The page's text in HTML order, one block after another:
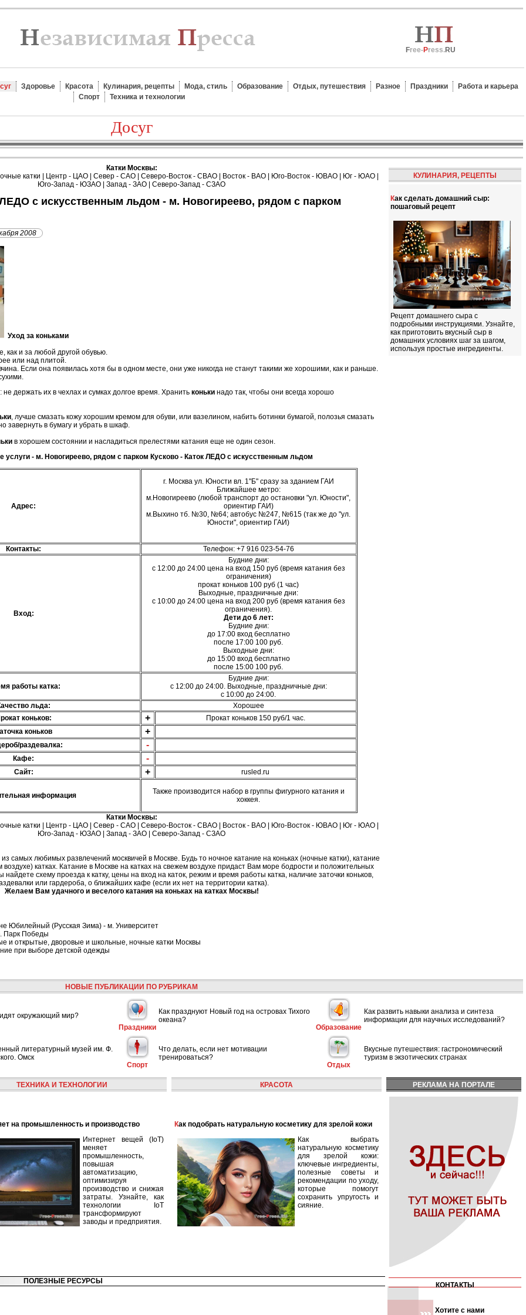
Free-Press.RU
Здоровье Красота Кулинария, рецепты Мода, стиль Образование Отдых, путешествия Разное Праздники
Работа и карьера
Спорт
Техника и технологии
Досуг
Катки Москвы:
катки Центр - ЦАО| Север - САО| Северо-Восток - СВАО| Восток - ВАО| Юго-Восток - ЮВАО| Юг - ЮАО|
Юго-Запад - ЮЗАО
Запад - ЗАО Северо-Запад - СЗАО
2008
Уход за коньками
как и за любой другой обувью.
или над плитой.
Если она появилась хотя бы в одном месте, они уже никогда не станут такими же хорошими, как и раньше.
держать их в чехлах и сумках долгое время. Хранить коньки надо так, чтобы они всегда хорошо
, лучше смазать кожу хорошим кремом для обуви, или вазелином, набить ботинки бумагой, полозья смазать
завернуть в бумагу и убрать в шкаф.
в хорошем состоянии и насладиться прелестями катания еще не один сезон.
услуги - м. Новогиреево, рядом с парком Кусково - Каток ЛЕДО с искусственным льдом
Адрес:
г. Москва ул. Юности вл. 1"Б" сразу за зданием ГАИ
Ближайшее метро:
м.Новогиреево (любой транспорт до остановки "ул. Юности",
ориентир ГАИ)
м.Выхино тб. №30, №64; автобус №247, №615 (так же до "ул.
Юности", ориентир ГАИ)
Контакты: Телефон: +7 916 023-54-76
Вход:
Будние дни:
с 12:00 до 24:00 цена на вход 150 руб (время катания без
ограничения)
прокат коньков 100 руб (1 час)
Выходные, праздничные дни:
с 10:00 до 24:00 цена на вход 200 руб (время катания без
ограничения).
Дети до 6 лет:
Будние дни:
до 17:00 вход бесплатно
после 17:00 100 руб.
Выходные дни:
до 15:00 вход бесплатно
после 15:00 100 руб.
работы катка:
Будние дни:
с 12:00 до 24:00. Выходные, праздничные дни:
с 10:00 до 24:00.
льда:
Хорошее
коньков:
+
Прокат коньков 150 руб/1 час.
коньков
+
раздевалка: -
Кафе: -
Сайт: + rusled.ru
информация
Также производится набор в группы фигурного катания и
хоккея.
Катки Москвы:
катки Центр - ЦАО| Север - САО| Северо-Восток - СВАО| Восток - ВАО| Юго-Восток - ЮВАО| Юг - ЮАО|
Юго-Запад - ЮЗАО
Запад - ЗАО Северо-Запад - СЗАО
из самых любимых развлечений москвичей в Москве. Будь то ночное катание на коньках (ночные катки), катание
катках. Катание в Москве на катках на свежем воздухе придаст Вам море бодрости и положительных
схему проезда к катку, цены на вход на каток, режим и время работы катка, наличие заточки коньков,
или гардероба, о ближайших кафе (если их нет на территории катка).
Желаем Вам удачного и веселого катания на коньках на катках Москвы!
Юбилейный (Русская Зима) - м. Университет
Парк Победы
и открытые, дворовые и школьные, ночные катки Москвы
при выборе детской одежды
КУЛИНАРИЯ, РЕЦЕПТЫ
Как сделать домашний сыр:
пошаговый рецепт
Рецепт домашнего сыра с
подробными инструкциями. Узнайте,
как приготовить вкусный сыр в
домашних условиях шаг за шагом,
используя простые ингредиенты.
НОВЫЕ ПУБЛИКАЦИИ ПО РУБРИКАМ
окружающий мир?
Праздники
Как празднуют Новый год на островах Тихого
океана?
Образование
Как развить навыки анализа и синтеза
информации для научных исследований?
литературный музей им. Ф.
Омск
Спорт
Что делать, если нет мотивации
тренироваться?
Отдых
Вкусные путешествия: гастрономический
туризм в экзотических странах
ТЕХНИКА И ТЕХНОЛОГИИ
на промышленность и производство
Интернет вещей (IoT)
меняет
промышленность,
повышая
автоматизацию,
оптимизируя
производство и снижая
затраты. Узнайте, как
технологии IoT
трансформируют
заводы и предприятия.
КРАСОТА
Как подобрать натуральную косметику для зрелой кожи
Как выбрать
натуральную косметику
для зрелой кожи:
ключевые ингредиенты,
полезные советы и
рекомендации по уходу,
которые помогут
сохранить упругость и
сияние.
РЕКЛАМА НА ПОРТАЛЕ
ПОЛЕЗНЫЕ РЕСУРСЫ КОНТАКТЫ
Хотите с нами